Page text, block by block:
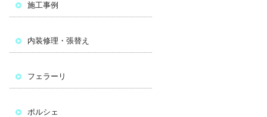
施工事例
内装修理・張替え
フェラーリ
ポルシェ